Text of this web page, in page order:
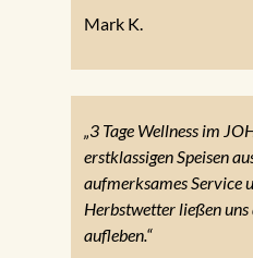
Mark K.
„3 Tage Wellness im
erstklassigen Speisen
aufmerksames Service
Herbstwetter ließen
aufleben.“